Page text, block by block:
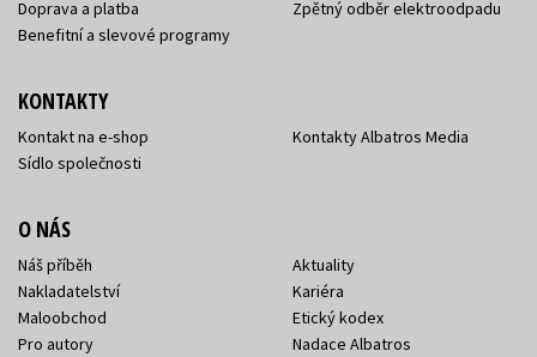
Doprava a platba
Benefitní a slevové programy
Zpětný odběr elektroodpadu
KONTAKTY
Kontakt na e-shop
Sídlo společnosti
Kontakty Albatros Media
O NÁS
Náš příběh
Nakladatelství
Maloobchod
Pro autory
Aktuality
Kariéra
Etický kodex
Nadace Albatros